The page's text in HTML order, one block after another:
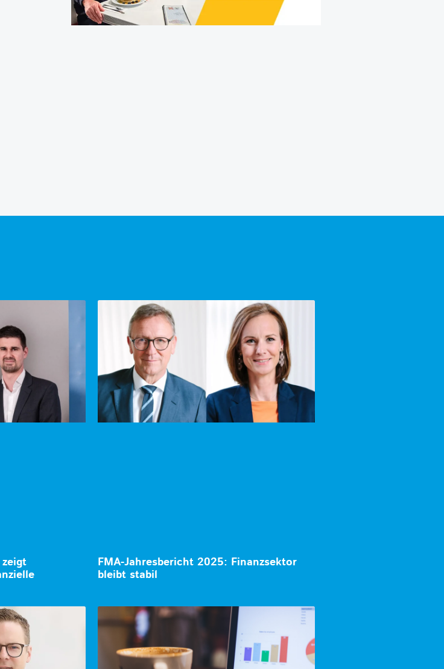
FMA-Jahresbericht 2025: Finanzsektor
bleibt stabil